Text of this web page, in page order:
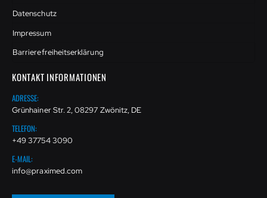
Datenschutz
Impressum
Barrierefreiheitserklärung
KONTAKT INFORMATIONEN
ADRESSE:
Grünhainer Str. 2, 08297 Zwönitz, DE
TELEFON:
+49 37754 3090
E-MAIL:
info@praximed.com